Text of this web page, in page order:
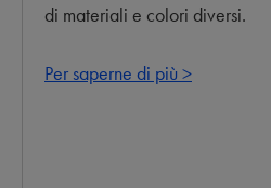
di materiali e colori diversi.
Per saperne di più >